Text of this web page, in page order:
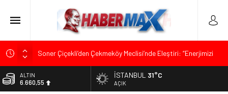
Soner Çiçekli’den Çekmeköy Meclisi’nde Eleştiri: “Enerjimizi
Edremit’te Kaymakam Ahmet Odabaş’a Duygu Dolu Veda
ALTIN
6.660,55
İSTANBUL 31°C
AÇIK